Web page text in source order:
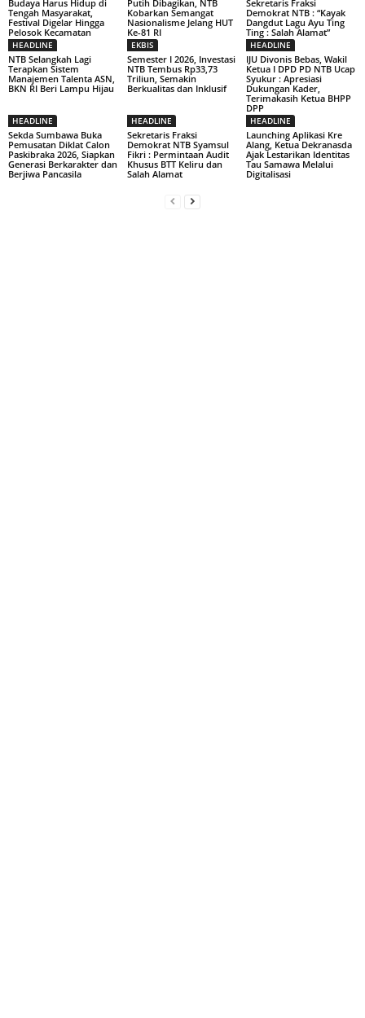
Budaya Harus Hidup di
Tengah Masyarakat,
Festival Digelar Hingga
Pelosok Kecamatan
Putih Dibagikan, NTB
Kobarkan Semangat
Nasionalisme Jelang HUT
Ke-81 RI
Sekretaris Fraksi
Demokrat NTB : “Kayak
Dangdut Lagu Ayu Ting
Ting : Salah Alamat”
HEADLINE
NTB Selangkah Lagi
Terapkan Sistem
Manajemen Talenta ASN,
BKN RI Beri Lampu Hijau
EKBIS
Semester I 2026, Investasi
NTB Tembus Rp33,73
Triliun, Semakin
Berkualitas dan Inklusif
HEADLINE
IJU Divonis Bebas, Wakil
Ketua I DPD PD NTB Ucap
Syukur : Apresiasi
Dukungan Kader,
Terimakasih Ketua BHPP
DPP
HEADLINE
Sekda Sumbawa Buka
Pemusatan Diklat Calon
Paskibraka 2026, Siapkan
Generasi Berkarakter dan
Berjiwa Pancasila
HEADLINE
Sekretaris Fraksi
Demokrat NTB Syamsul
Fikri : Permintaan Audit
Khusus BTT Keliru dan
Salah Alamat
HEADLINE
Launching Aplikasi Kre
Alang, Ketua Dekranasda
Ajak Lestarikan Identitas
Tau Samawa Melalui
Digitalisasi